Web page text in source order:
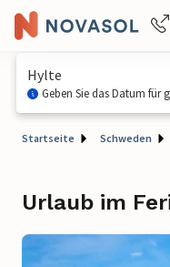
Hylte
Geben Sie das Datum für
Startseite Schweden
Urlaub im